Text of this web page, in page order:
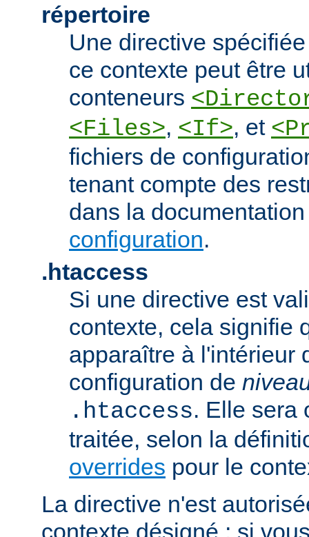
répertoire
Une directive
ce contexte peut être
conteneurs
<Files>, <If>, et
fichiers de
tenant compte des
dans la
configuration.
.htaccess
Si une directive est
contexte, cela signifie
apparaître à l'intérieur
configuration de
.htaccess. Elle sera
traitée, selon la
overrides pour le
La directive n'est
contexte désigné ; si